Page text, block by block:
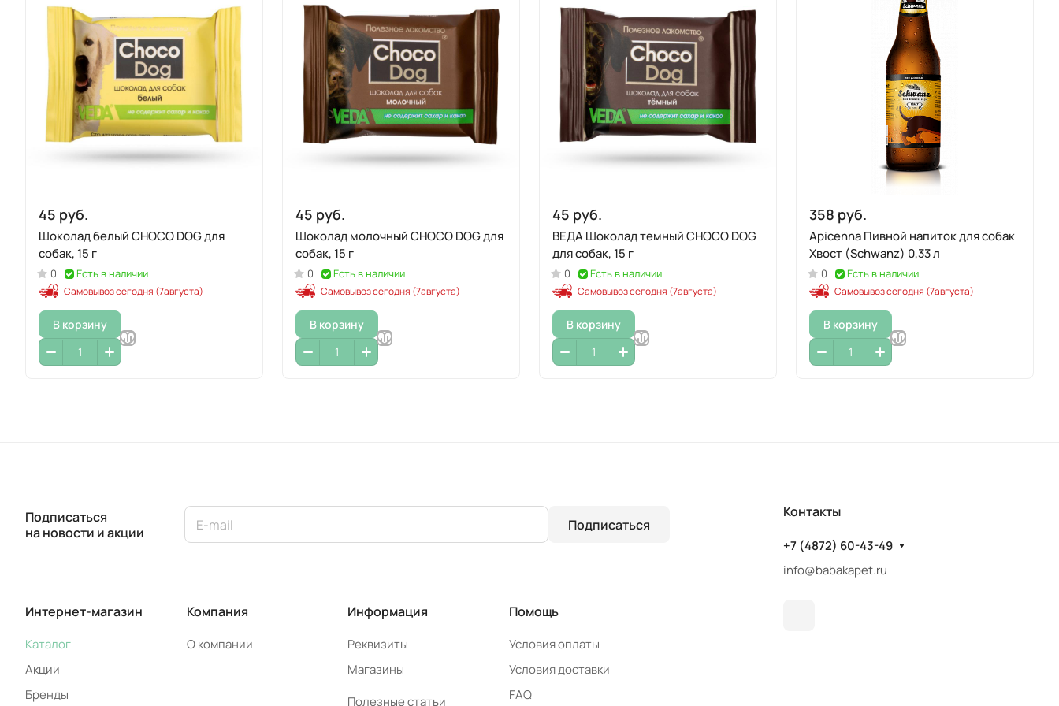
45 руб.
Шоколад белый CHOCO DOG для
собак, 15 г
0 Есть в наличии
Самовывоз сегодня (7августа)
В корзину
45 руб.
Шоколад молочный CHOCO DOG для
собак, 15 г
0 Есть в наличии
Самовывоз сегодня (7августа)
В корзину
45 руб.
ВЕДА Шоколад темный CHOCO DOG
для собак, 15 г
0 Есть в наличии
Самовывоз сегодня (7августа)
В корзину
358 руб.
Apicenna Пивной напиток для собак
Хвост (Schwanz) 0,33 л
0 Есть в наличии
Самовывоз сегодня (7августа)
В корзину
Подписаться
на новости и акции
Подписаться
Интернет-магазин
Каталог
Акции
Бренды
Компания
О компании
Информация
Реквизиты
Магазины
Полезные статьи
Помощь
Условия оплаты
Условия доставки
FAQ
Контакты
+7 (4872) 60-43-49
info@babakapet.ru